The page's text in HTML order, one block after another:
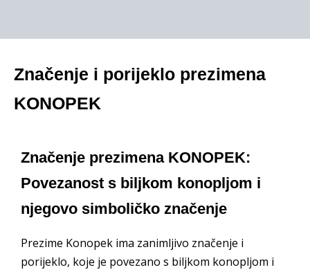
Značenje i porijeklo prezimena
KONOPEK
Značenje prezimena KONOPEK:
Povezanost s biljkom konopljom i
njegovo simboličko značenje
Prezime Konopek ima zanimljivo značenje i
porijeklo, koje je povezano s biljkom konopljom i